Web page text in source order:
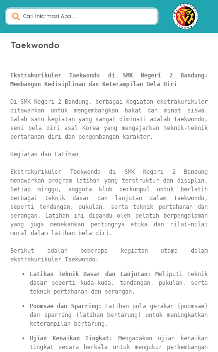
Taekwondo
Ekstrakurikuler Taekwondo di SMK Negeri 2 Bandung:
Membangun Kedisiplinan dan Keterampilan Bela Diri
Di SMK Negeri 2 Bandung, berbagai kegiatan ekstrakurikuler
ditawarkan untuk mengembangkan bakat dan minat siswa.
Salah satu kegiatan yang sangat diminati adalah Taekwondo,
seni bela diri asal Korea yang mengajarkan teknik-teknik
pertahanan diri dan pengembangan karakter.
Kegiatan dan Latihan
Ekstrakurikuler Taekwondo di SMK Negeri 2 Bandung
menawarkan program latihan yang terstruktur dan disiplin.
Setiap minggu, anggota klub berkumpul untuk berlatih
berbagai teknik dasar dan lanjutan dalam Taekwondo,
seperti tendangan, pukulan, serta teknik pertahanan dan
serangan. Latihan ini dipandu oleh pelatih berpengalaman
yang juga menekankan pentingnya etika dan nilai-nilai
moral dalam latihan bela diri.
Berikut adalah beberapa kegiatan utama dalam
ekstrakurikuler Taekwondo:
Latihan Teknik Dasar dan Lanjutan:
Meliputi teknik
dasar seperti kuda-kuda, tendangan, pukulan, serta
teknik pertahanan dan serangan.
Poomsae dan Sparring:
Latihan pola gerakan (poomsae)
dan sparring (latihan bertarung) untuk meningkatkan
keterampilan bertarung.
Ujian Kenaikan Tingkat:
Mengadakan ujian kenaikan
tingkat secara berkala untuk mengukur perkembangan